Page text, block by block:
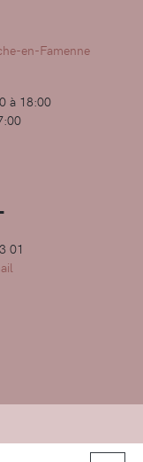
en-Famenne
à 18:00
01